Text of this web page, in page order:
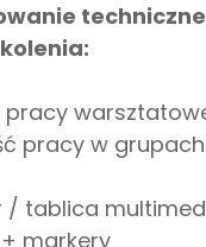
techniczne
pracy w grupach
tablica
markery